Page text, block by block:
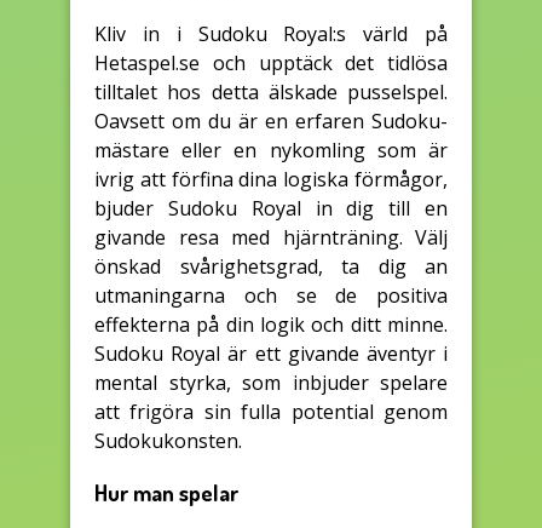
Kliv in i Sudoku Royal:s värld på
Hetaspel.se och upptäck det tidlösa
tilltalet hos detta älskade pusselspel.
Oavsett om du är en erfaren Sudoku-
mästare eller en nykomling som är
ivrig att förfina dina logiska förmågor,
bjuder Sudoku Royal in dig till en
givande resa med hjärnträning. Välj
önskad svårighetsgrad, ta dig an
utmaningarna och se de positiva
effekterna på din logik och ditt minne.
Sudoku Royal är ett givande äventyr i
mental styrka, som inbjuder spelare
att frigöra sin fulla potential genom
Sudokukonsten.
Hur man spelar